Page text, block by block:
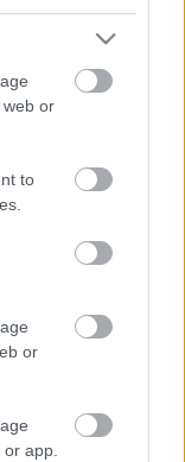
web or
to
or
app.
nem csinál
már tagja
úgynevezett
Nagyot:
a fogyasztás